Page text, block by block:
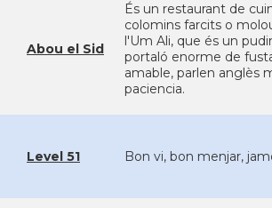
Abou el Sid
És un restaurant de
colomins farcits o
l'Um Ali, que és un
portaló enorme de
amable, parlen anglès
paciencia.
Level 51 Bon vi, bon menjar,